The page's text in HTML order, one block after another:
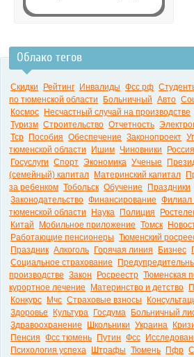
Облако тегов
Скидки Рейтинг Инвалиды Фсс рф
по тюменской области
Больничный Авто
Космос
Несчастный случай на производстве
Туризм Строительство Отчетность
Тср
Пособия Обеспечение Законопроект
тюменской области
Ишим Чиновники Россия
Госуслуги Спорт Экономика Ученые
(семейный) капитал
Материнский капитал
за ребенком Тобольск Обучение Праздники
Законодательство Финансирование Филиал
тюменской области
Наука Полиция
Китай
Мобильное приложение Томск
Работающие пенсионеры Тюменский
Праздник Алкоголь Горячая линия Бизнес
Социальное страхование
производстве Закон Росреестр Тюменская
курортное лечение
Материнство и детство
Конкурс
Мчс Страховые взносы
Здоровье
Культура Госдума Больничный
Здравоохранение
Школьники Украина
Пенсия Фсс тюмень Путин Фсс
Психология успеха
Штрафы Тюмень Пфр